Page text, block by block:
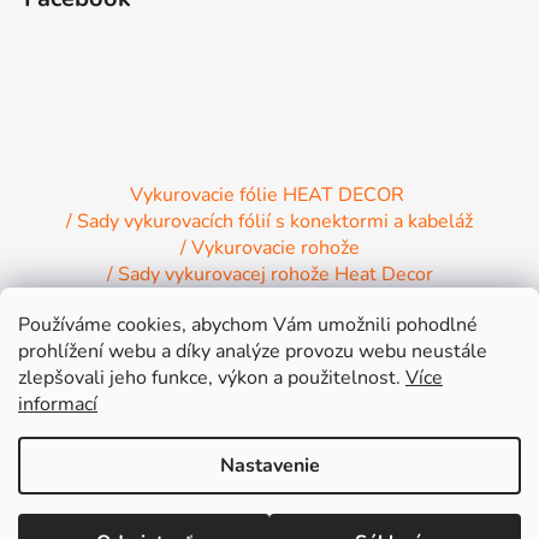
Používáme cookies, abychom Vám umožnili pohodlné
prohlížení webu a díky analýze provozu webu neustále
zlepšovali jeho funkce, výkon a použitelnost. Více
informací
Nastavenie
Vykurovacie fólie HEAT DECOR
/ Sady vykurovacích fólií s konektormi a kabeláž
/ Vykurovacie rohože
/ Sady vykurovacej rohože Heat Decor
/ Inštalačný materiál / Vykurovacie Infrapanely
/ Relaxačné lehátko NIRE s Infra ohrevom
Vytvoril Shoptet